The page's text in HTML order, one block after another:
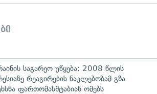
საგარეო უწყება: 2008 წლის
რეაგირების ნაკლებობამ გზა
ფართომასშტაბიან ომებს